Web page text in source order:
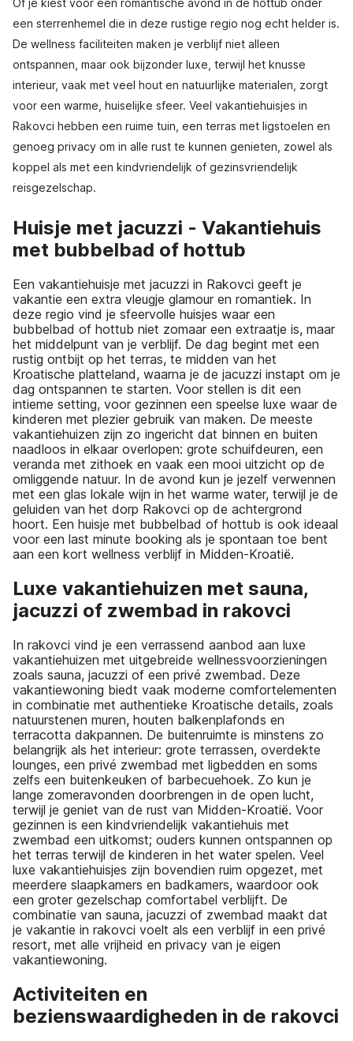
Of je kiest voor een romantische avond in de hottub onder
een sterrenhemel die in deze rustige regio nog echt helder is.
De wellness faciliteiten maken je verblijf niet alleen
ontspannen, maar ook bijzonder luxe, terwijl het knusse
interieur, vaak met veel hout en natuurlijke materialen, zorgt
voor een warme, huiselijke sfeer. Veel vakantiehuisjes in
Rakovci hebben een ruime tuin, een terras met ligstoelen en
genoeg privacy om in alle rust te kunnen genieten, zowel als
koppel als met een kindvriendelijk of gezinsvriendelijk
reisgezelschap.
Huisje met jacuzzi - Vakantiehuis
met bubbelbad of hottub
Een vakantiehuisje met jacuzzi in Rakovci geeft je
vakantie een extra vleugje glamour en romantiek. In
deze regio vind je sfeervolle huisjes waar een
bubbelbad of hottub niet zomaar een extraatje is, maar
het middelpunt van je verblijf. De dag begint met een
rustig ontbijt op het terras, te midden van het
Kroatische platteland, waarna je de jacuzzi instapt om je
dag ontspannen te starten. Voor stellen is dit een
intieme setting, voor gezinnen een speelse luxe waar de
kinderen met plezier gebruik van maken. De meeste
vakantiehuizen zijn zo ingericht dat binnen en buiten
naadloos in elkaar overlopen: grote schuifdeuren, een
veranda met zithoek en vaak een mooi uitzicht op de
omliggende natuur. In de avond kun je jezelf verwennen
met een glas lokale wijn in het warme water, terwijl je de
geluiden van het dorp Rakovci op de achtergrond
hoort. Een huisje met bubbelbad of hottub is ook ideaal
voor een last minute booking als je spontaan toe bent
aan een kort wellness verblijf in Midden-Kroatië.
Luxe vakantiehuizen met sauna,
jacuzzi of zwembad in rakovci
In rakovci vind je een verrassend aanbod aan luxe
vakantiehuizen met uitgebreide wellnessvoorzieningen
zoals sauna, jacuzzi of een privé zwembad. Deze
vakantiewoning biedt vaak moderne comfortelementen
in combinatie met authentieke Kroatische details, zoals
natuurstenen muren, houten balkenplafonds en
terracotta dakpannen. De buitenruimte is minstens zo
belangrijk als het interieur: grote terrassen, overdekte
lounges, een privé zwembad met ligbedden en soms
zelfs een buitenkeuken of barbecuehoek. Zo kun je
lange zomeravonden doorbrengen in de open lucht,
terwijl je geniet van de rust van Midden-Kroatië. Voor
gezinnen is een kindvriendelijk vakantiehuis met
zwembad een uitkomst; ouders kunnen ontspannen op
het terras terwijl de kinderen in het water spelen. Veel
luxe vakantiehuisjes zijn bovendien ruim opgezet, met
meerdere slaapkamers en badkamers, waardoor ook
een groter gezelschap comfortabel verblijft. De
combinatie van sauna, jacuzzi of zwembad maakt dat
je vakantie in rakovci voelt als een verblijf in een privé
resort, met alle vrijheid en privacy van je eigen
vakantiewoning.
Activiteiten en
bezienswaardigheden in de rakovci